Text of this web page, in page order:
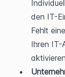
den IT-
Fehlt
Ihren IT-